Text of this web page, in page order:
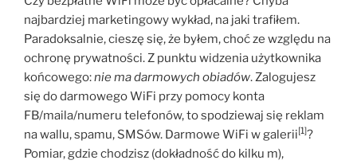
najbardziej marketingowy wykład, na jaki trafiłem.
Paradoksalnie, cieszę się, że byłem, choć ze względu na
ochronę prywatności. Z punktu widzenia użytkownika
końcowego:nie ma darmowych obiadów. Zalogujesz
się do darmowego WiFi przy pomocy konta
FB/maila/numeru telefonów, to spodziewaj się reklam
na wallu, spamu, SMSów. Darmowe WiFi w galerii[1]?
Pomiar, gdzie chodzisz (dokładność do kilku m),